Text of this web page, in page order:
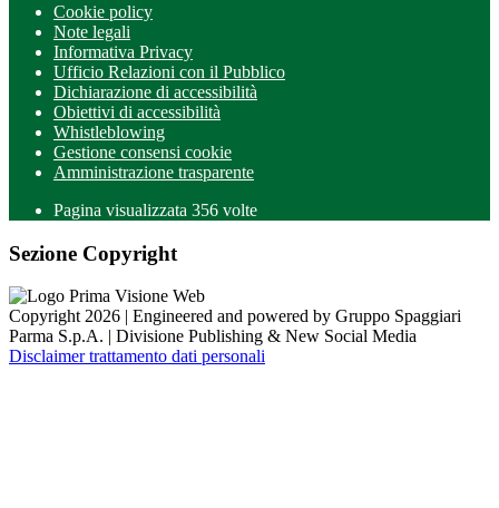
Cookie policy
Note legali
Informativa Privacy
Ufficio Relazioni con il Pubblico
Dichiarazione di accessibilità
Obiettivi di accessibilità
Whistleblowing
Gestione consensi cookie
Amministrazione trasparente
Pagina visualizzata 356 volte
Sezione Copyright
Copyright 2026 | Engineered and powered by Gruppo Spaggiari
Parma S.p.A. | Divisione Publishing & New Social Media
Disclaimer trattamento dati personali